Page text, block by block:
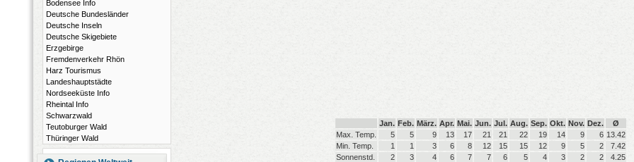
Bodensee Info
Deutsche Bundesländer
Deutsche Inseln
Deutsche Skigebiete
Erzgebirge
Fremdenverkehr Rhön
Harz Tourismus
Landeshauptstädte
Nordseeküste Info
Rheintal Info
Schwarzwald
Teutoburger Wald
Thüringer Wald
Jan. Feb. März. Apr. Mai. Jun. Jul. Aug. Sep. Okt. Nov. Dez.
Ø
Max. Temp.
5 5 9 13 17 21 21 22 19 14 9 6 13.42
Min. Temp.
1 1 3 6 8 12 15 15 12 9 5 2
7.42
Sonnenstd.
2 3 4 6 7 7 6 5 4 3 2 2 4.25